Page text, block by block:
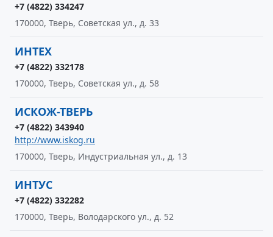
+7 (4822) 334247
170000, Тверь, Советская ул., д. 33
ИНТЕХ
+7 (4822) 332178
170000, Тверь, Советская ул., д. 58
ИСКОЖ-ТВЕРЬ
+7 (4822) 343940
http://www.iskog.ru
170000, Тверь, Индустриальная ул., д. 13
ИНТУС
+7 (4822) 332282
170000, Тверь, Володарского ул., д. 52